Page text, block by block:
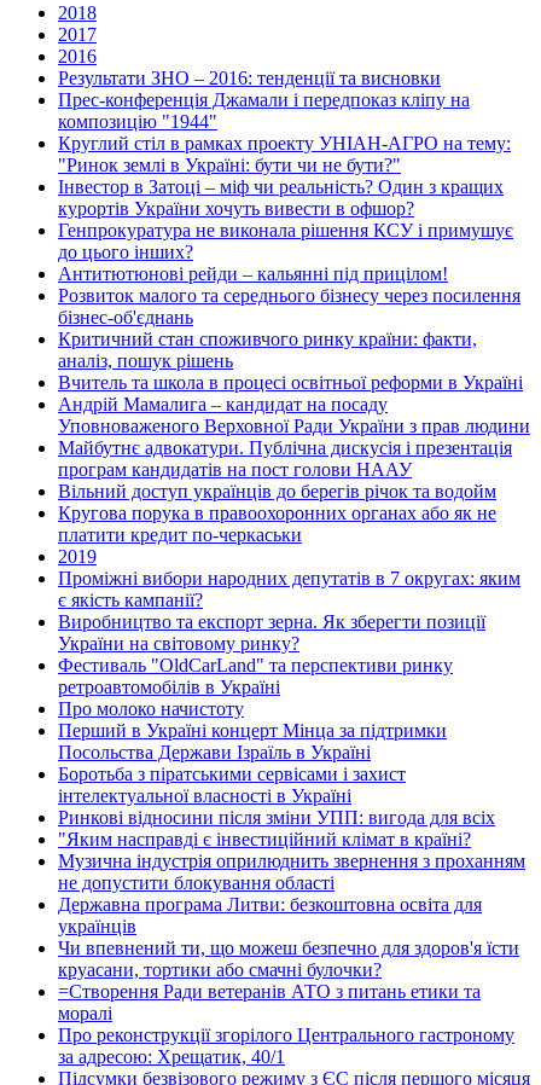
2018
2017
2016
Результати ЗНО – 2016: тенденції та висновки
Прес-конференція Джамали і передпоказ кліпу на
композицію "1944"
Круглий стіл в рамках проекту УНІАН-АГРО на тему:
"Ринок землі в Україні: бути чи не бути?"
Інвестор в Затоці – міф чи реальність? Один з кращих
курортів України хочуть вивести в офшор?
Генпрокуратура не виконала рішення КСУ і примушує
до цього інших?
Антитютюнові рейди – кальянні під прицілом!
Розвиток малого та середнього бізнесу через посилення
бізнес-об'єднань
Критичний стан споживчого ринку країни: факти,
аналіз, пошук рішень
Вчитель та школа в процесі освітньої реформи в Україні
Андрій Мамалига – кандидат на посаду
Уповноваженого Верховної Ради України з прав людини
Майбутнє адвокатури. Публічна дискусія і презентація
програм кандидатів на пост голови НААУ
Вільний доступ українців до берегів річок та водойм
Кругова порука в правоохоронних органах або як не
платити кредит по-черкаськи
2019
Проміжні вибори народних депутатів в 7 округах: яким
є якість кампанії?
Виробництво та експорт зерна. Як зберегти позиції
України на світовому ринку?
Фестиваль "OldCarLand" та перспективи ринку
ретроавтомобілів в Україні
Про молоко начистоту
Перший в Україні концерт Мінца за підтримки
Посольства Держави Ізраїль в Україні
Боротьба з піратськими сервісами і захист
інтелектуальної власності в Україні
Ринкові відносини після зміни УПП: вигода для всіх
"Яким насправді є інвестиційний клімат в країні?
Музична індустрія оприлюднить звернення з проханням
не допустити блокування області
Державна програма Литви: безкоштовна освіта для
українців
Чи впевнений ти, що можеш безпечно для здоров'я їсти
круасани, тортики або смачні булочки?
=Створення Ради ветеранів АТО з питань етики та
моралі
Про реконструкції згорілого Центрального гастроному
за адресою: Хрещатик, 40/1
Підсумки безвізового режиму з ЄС після першого місяця